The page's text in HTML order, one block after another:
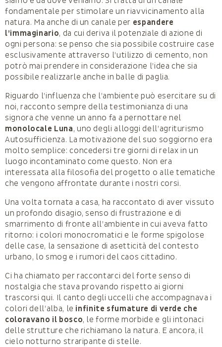
fondamentale per stimolare un riavvicinamento alla
natura. Ma anche di un canale per espandere
l’immaginario, da cui deriva il potenziale di azione di
ogni persona: se penso che sia possibile costruire case
esclusivamente attraverso l’utilizzo di cemento, non
potrò mai prendere in considerazione l’idea che sia
possibile realizzarle anche in balle di paglia.
Riguardo l’influenza che l’ambiente può esercitare su di
noi, racconto sempre della testimonianza di una
signora che venne un anno fa a pernottare nel
monolocale Luna, uno degli alloggi dell’agriturismo
Autosufficienza. La motivazione del suo soggiorno era
molto semplice: concedersi tre giorni di relax in un
luogo incontaminato come questo. Non era
interessata alla filosofia del progetto o alle tematiche
che vengono affrontate durante i nostri corsi.
Una volta tornata a casa, ha raccontato di aver vissuto
un profondo disagio, senso di frustrazione e di
smarrimento di fronte all’ambiente in cui aveva fatto
ritorno: i colori monocromatici e le forme spigolose
delle case, la sensazione di asetticità del contesto
urbano, lo smog e i rumori del caos cittadino.
Ci ha chiamato per raccontarci del forte senso di
nostalgia che stava provando rispetto ai giorni
trascorsi qui. Il canto degli uccelli che accompagnava i
colori dell’alba, le infinite sfumature di verde che
coloravano il bosco, le forme morbide e gli intonaci
delle strutture che richiamano la natura. E ancora, il
cielo notturno straripante di stelle.